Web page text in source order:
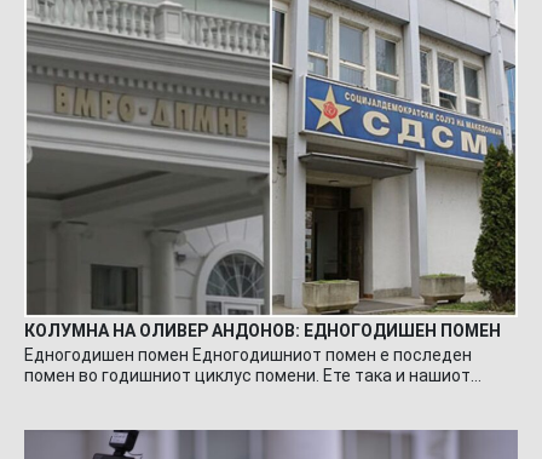
КОЛУМНА НА ОЛИВЕР АНДОНОВ: ЕДНОГОДИШЕН ПОМЕН
Едногодишен помен Едногодишниот помен е последен
помен во годишниот циклус помени. Ете така и нашиот…